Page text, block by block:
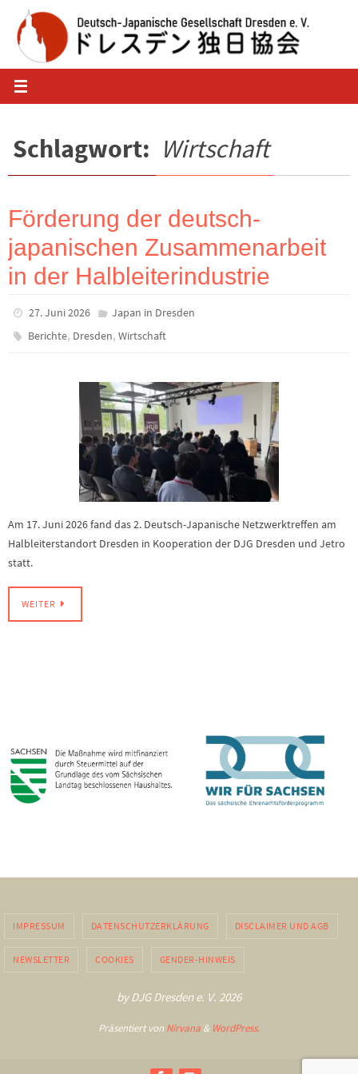
Inhalt
springen
Schlagwort: Wirtschaft
Förderung der deutsch-
japanischen Zusammenarbeit
in der Halbleiterindustrie
27. Juni 2026
Japan in Dresden
Berichte, Dresden,Wirtschaft
Am 17. Juni 2026 fand das 2. Deutsch-Japanische Netzwerktreffen am
Halbleiterstandort Dresden in Kooperation der DJG Dresden und Jetro
statt.
WEITER
IMPRESSUM DATENSCHUTZERKLÄRUNG DISCLAIMER UND AGB
NEWSLETTER COOKIES GENDER-HINWEIS
by DJG Dresden e. V. 2026
Präsentiert von Nirvana & WordPress.